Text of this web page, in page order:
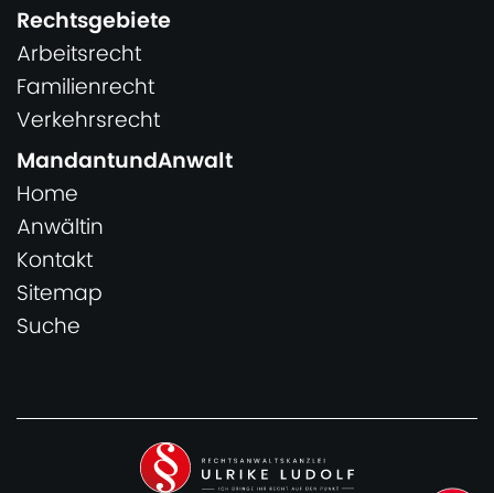
Rechtsgebiete
Arbeitsrecht
Familienrecht
Verkehrsrecht
MandantundAnwalt
Home
Anwältin
Kontakt
Sitemap
Suche